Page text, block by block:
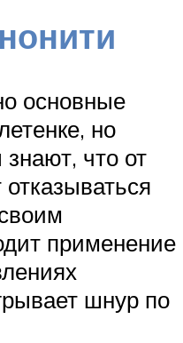
основные
но
что от
применение
шнур по